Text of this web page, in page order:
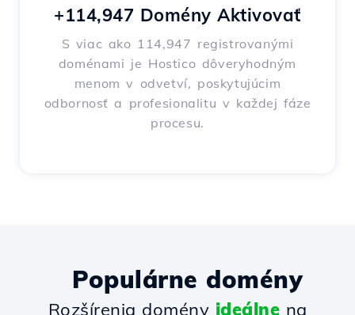
+114,947 Domény Aktivovať
S viac ako 114,947 registrovanými
doménami je Hostico dôveryhodným
menom v odvetví, poskytujúcim
odbornosť a profesionalitu v každej fáze
procesu.
Populárne domény
Rozšírenia domény ideálne na